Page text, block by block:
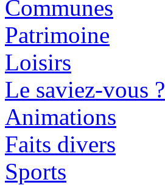
Communes
Patrimoine
Loisirs
Le saviez-vous ?
Animations
Faits divers
Sports